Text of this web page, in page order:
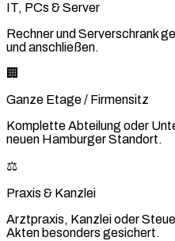
IT, PCs & Server
Rechner und Serverschrank
und anschließen.
🏢
Ganze Etage / Firmensitz
Komplette Abteilung oder
neuen Hamburger Standort.
⚖️
Praxis & Kanzlei
Arztpraxis, Kanzlei oder
Akten besonders gesichert.